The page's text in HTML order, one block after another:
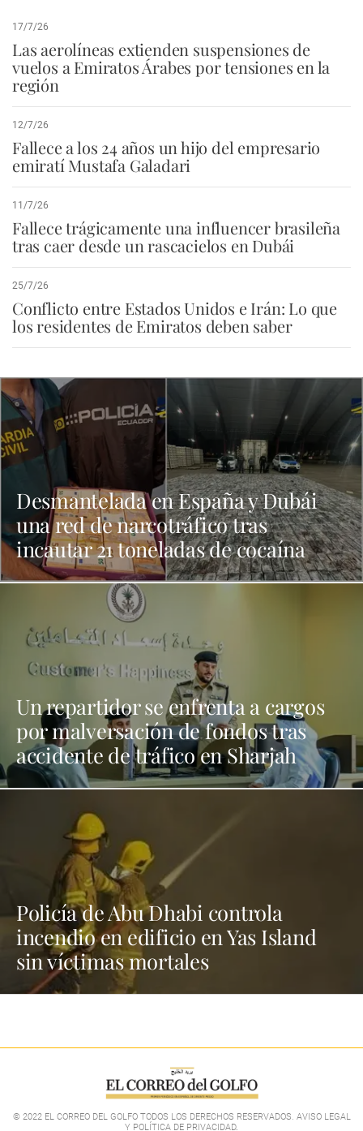
17/7/26
Las aerolíneas extienden suspensiones de
vuelos a Emiratos Árabes por tensiones en la
región
12/7/26
Fallece a los 24 años un hijo del empresario
emiratí Mustafa Galadari
11/7/26
Fallece trágicamente una influencer brasileña
tras caer desde un rascacielos en Dubái
25/7/26
Conflicto entre Estados Unidos e Irán: Lo que
los residentes de Emiratos deben saber
Desmantelada en España y Dubái
una red de narcotráfico tras
incautar 21 toneladas de cocaína
Un repartidor se enfrenta a cargos
por malversación de fondos tras
accidente de tráfico en Sharjah
Policía de Abu Dhabi controla
incendio en edificio en Yas Island
sin víctimas mortales
© 2022 EL CORREO DEL GOLFO TODOS LOS DERECHOS RESERVADOS. AVISO LEGAL
Y POLÍTICA DE PRIVACIDAD.